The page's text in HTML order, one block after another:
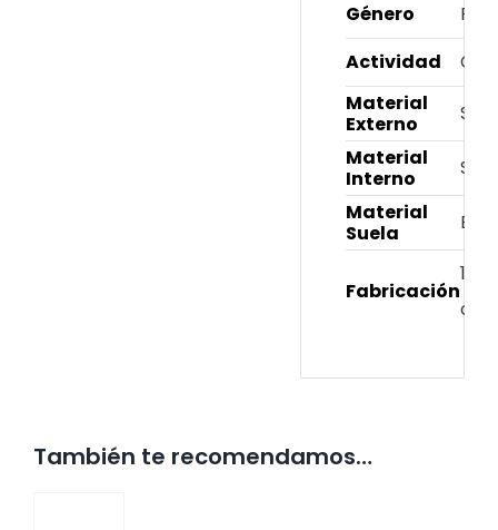
Género
Actividad
Material
Externo
Material
Interno
Material
Suela
Fabricación
También te recomendamos…